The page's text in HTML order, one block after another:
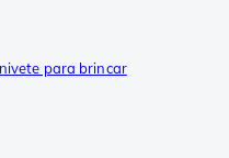
para brincar